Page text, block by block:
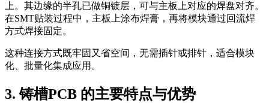
上。其边缘的半孔已做铜镀层，可与主板上对应的焊盘对齐。
在SMT贴装过程中，主板上涂布焊膏，再将模块通过回流焊
方式焊接固定。
这种连接方式既牢固又省空间，无需插针或排针，适合模块
化、批量化集成应用。
3. 铸槽PCB 的主要特点与优势